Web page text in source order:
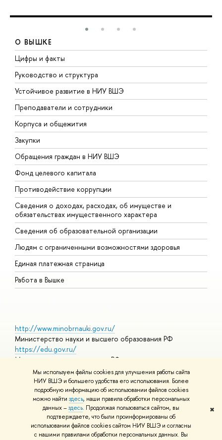
Мы используем файлы cookies для улучшения работы сайта
НИУ ВШЭ и большего удобства его использования. Более
подробную информацию об использовании файлов cookies
можно найти здесь, наши правила обработки персональных
данных –здесь. Продолжая пользоваться сайтом, вы
подтверждаете, что были проинформированы об
использовании файлов cookies сайтом НИУ ВШЭ и согласны
с нашими правилами обработки персональных данных. Вы
✖
О ВЫШКЕ
Цифры и факты
Руководство и структура
Устойчивое развитие в НИУ ВШЭ
Преподаватели и сотрудники
Корпуса и общежития
Закупки
Обращения граждан в НИУ ВШЭ
Фонд целевого капитала
Противодействие коррупции
Сведения о доходах, расходах, об имуществе и
обязательствах имущественного характера
Сведения об образовательной организации
Людям с ограниченными возможностями здоровья
Единая платежная страница
Работа в Вышке
http://www.minobrnauki.gov.ru/
Министерство науки и высшего образования РФ
https://edu.gov.ru/
Министерство просвещения РФ
https://elearning.hse.ru/mooc
Массовые открытые онлайн-курсы
© НИУ ВШЭ 1993–2026 Адреса и контактыУсловия
использования материалов Политика конфиденциальности